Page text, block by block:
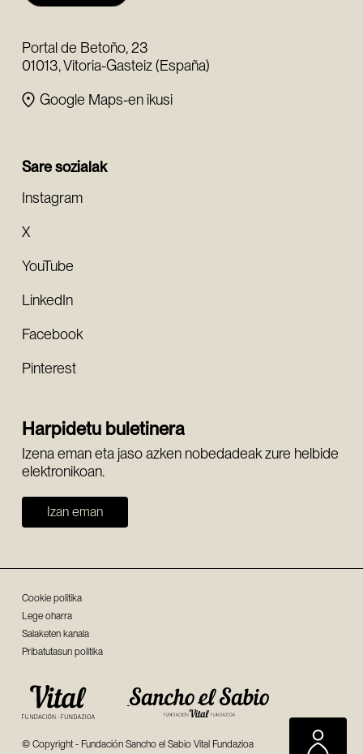
Portal de Betoño, 23
01013, Vitoria-Gasteiz (España)
Google Maps-en ikusi
Sare sozialak
Instagram
X
YouTube
LinkedIn
Facebook
Pinterest
Harpidetu buletinera
Izena eman eta jaso azken nobedadeak zure helbide
elektronikoan.
Izan eman
Cookie politika
Lege oharra
Salaketen kanala
Pribatutasun politika
© Copyright - Fundación Sancho el Sabio Vital Fundazioa